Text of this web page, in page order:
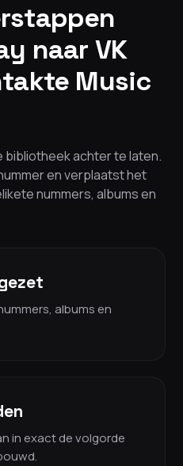
naar VK
Music
bibliotheek achter te laten.
en verplaatst het
nummers, albums en
albums en
in exact de volgorde